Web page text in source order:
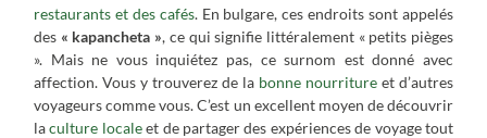
restaurants et des cafés. En bulgare, ces endroits sont appelés
des « kapancheta », ce qui signifie littéralement « petits pièges
». Mais ne vous inquiétez pas, ce surnom est donné avec
affection. Vous y trouverez de la bonne nourriture et d’autres
voyageurs comme vous. C’est un excellent moyen de découvrir
laculture localeet de partager des expériences de voyage tout